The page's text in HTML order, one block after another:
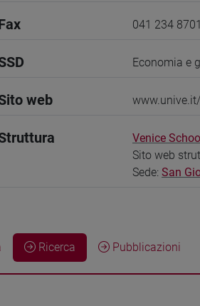
041 234 8701
Economia e
web
Venice
Sito web
Sede: San
Ricerca Pubblicazioni